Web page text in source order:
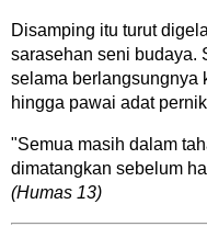
Disamping itu turut
sarasehan seni budaya.
selama berlangsungnya
hingga pawai adat
"Semua masih dalam
dimatangkan sebelum
(Humas 13)